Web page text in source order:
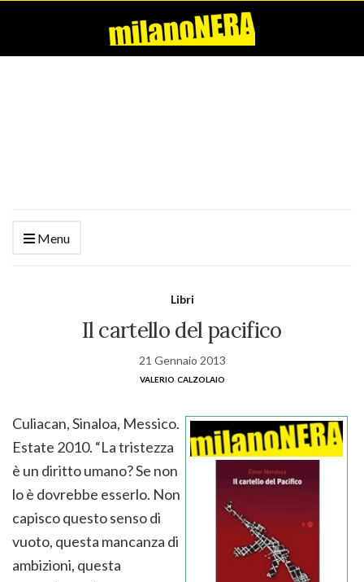
Menu
Libri
Il cartello del pacifico
21 Gennaio 2013
valerio calzolaio
Culiacan, Sinaloa, Messico.
Estate 2010. “La tristezza
è un diritto umano? Se non
lo è dovrebbe esserlo. Non
capisco questo senso di
vuoto, questa mancanza di
ambizioni, questa